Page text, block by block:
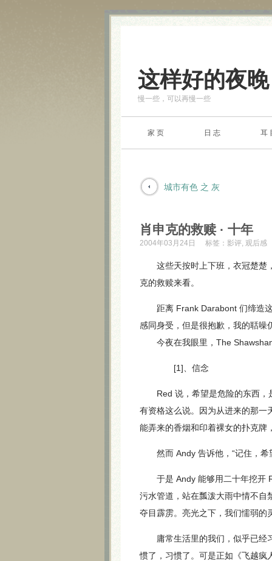
这样好的夜晚
慢一些，可以再慢一些
家 页 日 志 耳
城市有色 之 灰
肖申克的救赎 · 十年
2004年03月24日 标签： 影评, 观后感
这些天按时上下班，衣冠楚楚
克的救赎来看。
距离 Frank Darabont 们缔造这
感同身受，但是很抱歉，我的聒噪
今夜在我眼里，The
[1]、信念
Red 说，希望是危险的东西，
有资格这么说。因为从进来的那一
能弄来的香烟和印着裸女的扑克牌
然而 Andy 告诉他，“记住，希
于是 Andy 能够用二十年挖开
污水管道，站在瓢泼大雨中情不自
夺目霹雳。亮光之下，我们懦弱的
庸常生活里的我们，似乎已经习
惯了，习惯了。可是正如《飞越疯